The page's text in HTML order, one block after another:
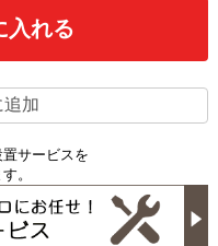
追加
サービスを
。